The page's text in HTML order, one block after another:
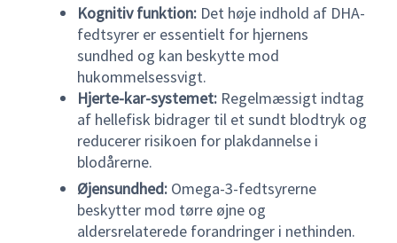
Kognitiv funktion:Det høje indhold af DHA-
fedtsyrer er essentielt for hjernens
sundhed og kan beskytte mod
hukommelsessvigt.
Hjerte-kar-systemet:Regelmæssigt indtag
af hellefisk bidrager til et sundt blodtryk og
reducerer risikoen for plakdannelse i
blodårerne.
Øjensundhed:Omega-3-fedtsyrerne
beskytter mod tørre øjne og
aldersrelaterede forandringer i nethinden.